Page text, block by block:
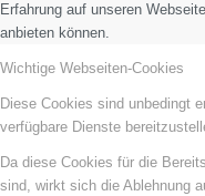
Erfahrung auf unseren
anbieten können.
Wichtige Webseiten-Cookies
Diese Cookies sind unbedingt
verfügbare Dienste
Da diese Cookies für die
sind, wirkt sich die Ablehnung